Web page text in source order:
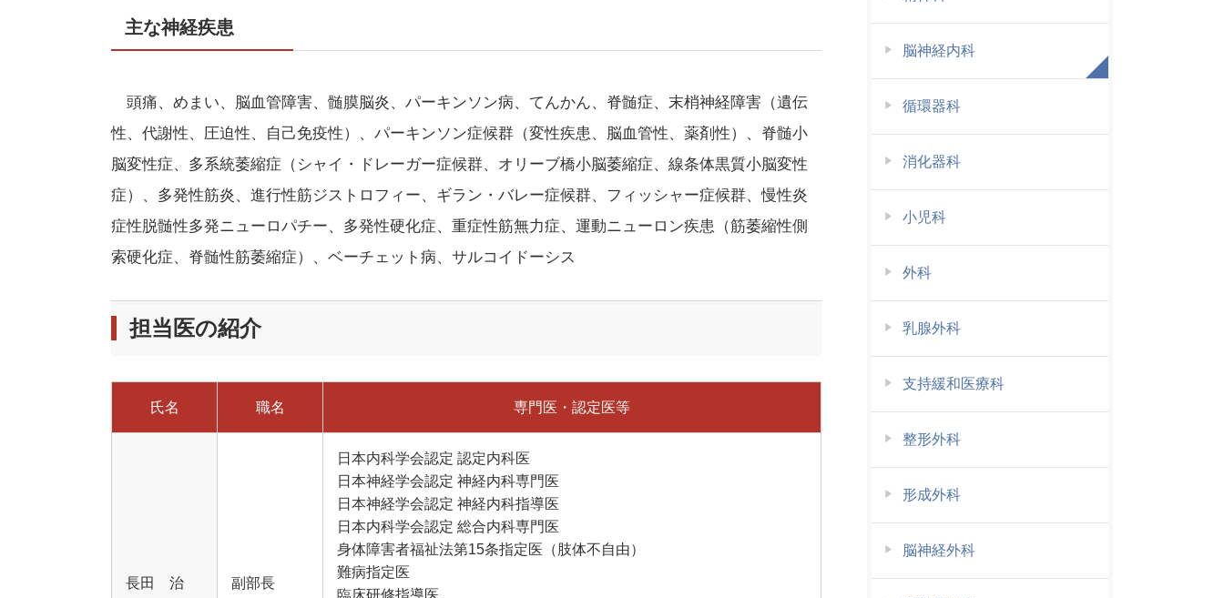
主な神経疾患
頭痛、めまい、脳血管障害、髄膜脳炎、パーキンソン病、てんかん、脊髄症、末梢神経障害（遺伝
性、代謝性、圧迫性、自己免疫性）、パーキンソン症候群（変性疾患、脳血管性、薬剤性）、脊髄小
脳変性症、多系統萎縮症（シャイ・ドレーガー症候群、オリーブ橋小脳萎縮症、線条体黒質小脳変性
症）、多発性筋炎、進行性筋ジストロフィー、ギラン・バレー症候群、フィッシャー症候群、慢性炎
症性脱髄性多発ニューロパチー、多発性硬化症、重症性筋無力症、運動ニューロン疾患（筋萎縮性側
索硬化症、脊髄性筋萎縮症）、ベーチェット病、サルコイドーシス
担当医の紹介
氏名 職名 専門医・認定医等
長田 治 副部長
日本内科学会認定 認定内科医
日本神経学会認定 神経内科専門医
日本神経学会認定 神経内科指導医
日本内科学会認定 総合内科専門医
身体障害者福祉法第15条指定医（肢体不自由）
難病指定医
臨床研修指導医
脳神経内科
循環器科
消化器科
小児科
外科
乳腺外科
支持緩和医療科
整形外科
形成外科
脳神経外科